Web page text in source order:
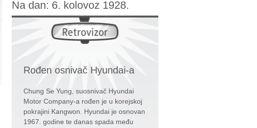
Na dan: 6. kolovoz 1928.
Rođen osnivač Hyundai-a
Chung Se Yung, suosnivač Hyundai
Motor Company-a rođen je u korejskoj
pokrajini Kangwon. Hyundai je osnovan
1967. godine te danas spada među